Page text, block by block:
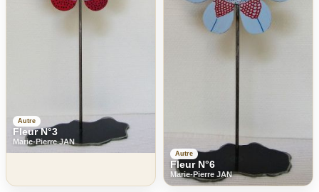
Autre
Fleur N°3
Marie-Pierre JAN
Autre
Fleur N°6
Marie-Pierre JAN